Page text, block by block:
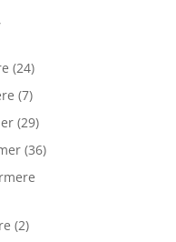
(24)
(7)
(29)
(36)
(2)